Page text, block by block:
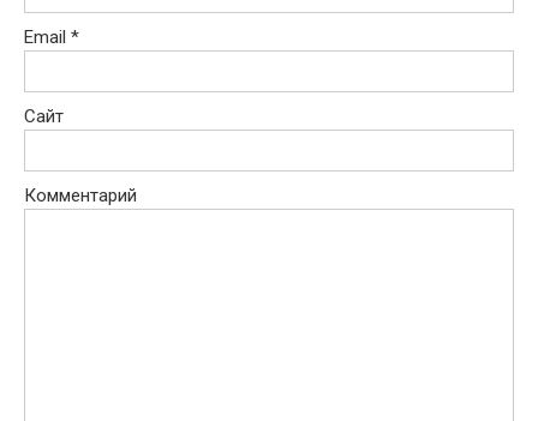
Email *
Сайт
Комментарий